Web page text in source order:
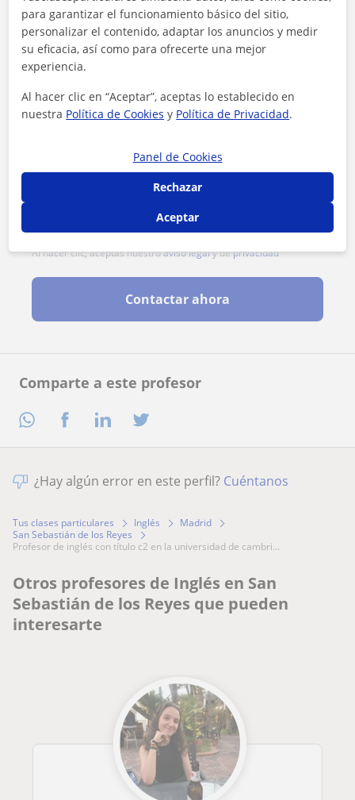
Comparte a este profesor
Al hacer clic, aceptas nuestroaviso legaly deprivacidad
Contactar ahora
¿Hay algún error en este perfil? Cuéntanos
Tus clases particulares Inglés
Madrid
San Sebastián de los Reyes
profesor de inglés con título c2 en la universidad de cambri...
Otros profesores de Inglés en San
Sebastián de los Reyes que pueden
interesarte
para garantizar el funcionamiento básico del sitio,
personalizar el contenido, adaptar los anuncios y medir
su eficacia, así como para ofrecerte una mejor
experiencia.
Al hacer clic en “Aceptar”, aceptas lo establecido en
nuestra Política de Cookies y Política de Privacidad.
Panel de Cookies
Rechazar
Aceptar